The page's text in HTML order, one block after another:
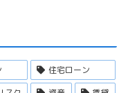
住宅ローン